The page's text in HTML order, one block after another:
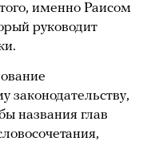
именно Раисом
руководит
законодательству,
названия глав